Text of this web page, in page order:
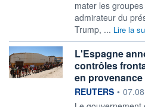
mater les
admirateur du
Trump, ... Lire la
L'Espagne
contrôles
en provenance
information
REUTERS •